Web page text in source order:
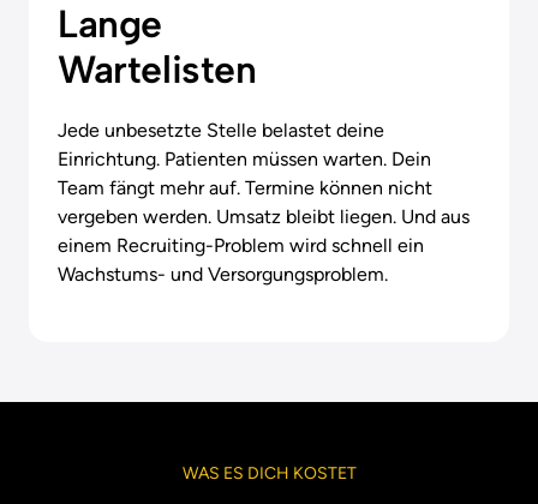
Lange
Wartelisten
Jede unbesetzte Stelle belastet deine
Einrichtung. Patienten müssen warten. Dein
Team fängt mehr auf. Termine können nicht
vergeben werden. Umsatz bleibt liegen. Und aus
einem Recruiting-Problem wird schnell ein
Wachstums- und Versorgungsproblem.
WAS ES DICH KOSTET